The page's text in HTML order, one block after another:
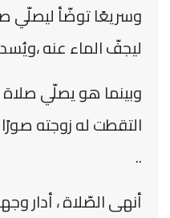
وسريعًا توضّأ ليصلّي
ليجفّ الماء عنه
وبينما هو يصلّي صلاة
التقطت له زوجته
..
أنهى الصّلاة ، أدار